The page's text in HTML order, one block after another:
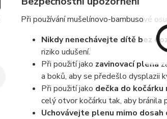
Při používání mušelínovo-bambusové
Nikdy nenechávejte dítě bez
riziko udušení.
Při použití jako zavinovací plena
a boků, aby se předešlo dysplazii
Při použití jako dečka do kočárku
celý otvor kočárku tak, aby
Uchovávejte plenu mimo